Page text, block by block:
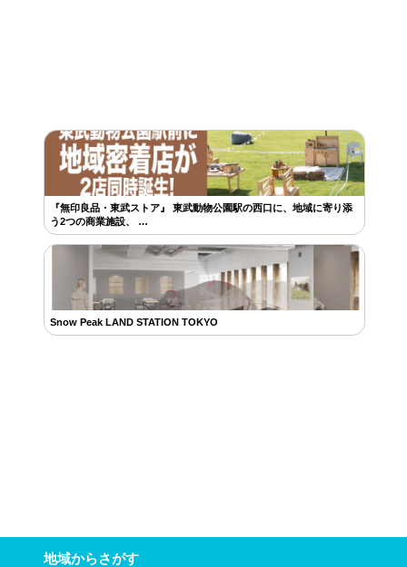
『無印良品・東武ストア』 東武動物公園駅の西口に、地域に寄り添
う2つの商業施設、 …
Snow Peak LAND STATION TOKYO
地域からさがす